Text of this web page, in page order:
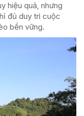
hiệu quả, nhưng
đủ duy trì cuộc
bền vững.